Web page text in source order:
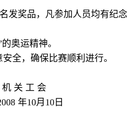
奖品，凡参加人员均有纪念
奥运精神。
全，确保比赛顺利进行。
机 关 工 会
日